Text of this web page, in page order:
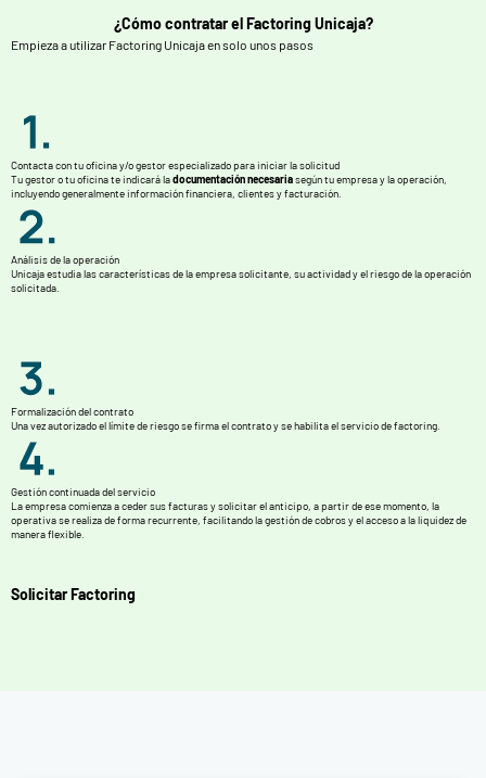
¿Cómo contratar el Factoring Unicaja?
Empieza a utilizar Factoring Unicaja en solo unos pasos
Contacta con tu oficina y/o gestor especializado para iniciar la solicitud
Tu gestor o tu oficina te indicará ladocumentación necesariasegún tu empresa y la operación,
incluyendo generalmente información financiera, clientes y facturación.
Análisis de la operación
Unicaja estudia las características de la empresa solicitante, su actividad y el riesgo de la operación
solicitada.
Formalización del contrato
Una vez autorizado el límite de riesgo se firma el contrato y se habilita el servicio de factoring.
Gestión continuada del servicio
La empresa comienza a ceder sus facturas y solicitar el anticipo, a partir de ese momento, la
operativa se realiza de forma recurrente, facilitando la gestión de cobros y el acceso a la liquidez de
manera flexible.
Solicitar Factoring